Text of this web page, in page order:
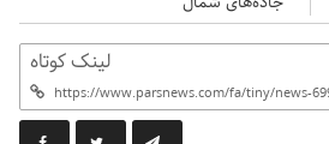
لینک کوتاه